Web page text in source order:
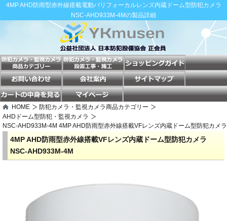
4MP AHD防雨型赤外線搭載電動バリフォーカルレンズ内蔵ドーム型防犯カメラ
NSC-AHD933M-4Mの製品詳細
HOME
防犯カメラ・監視カメラ商品カテゴリー
AHDドーム型防犯・監視カメラ
NSC-AHD933M-4M 4MP AHD防雨型赤外線搭載VFレンズ内蔵ドーム型防犯カメラ
4MP AHD防雨型赤外線搭載VFレンズ内蔵ドーム型防犯カメラ
NSC-AHD933M-4M